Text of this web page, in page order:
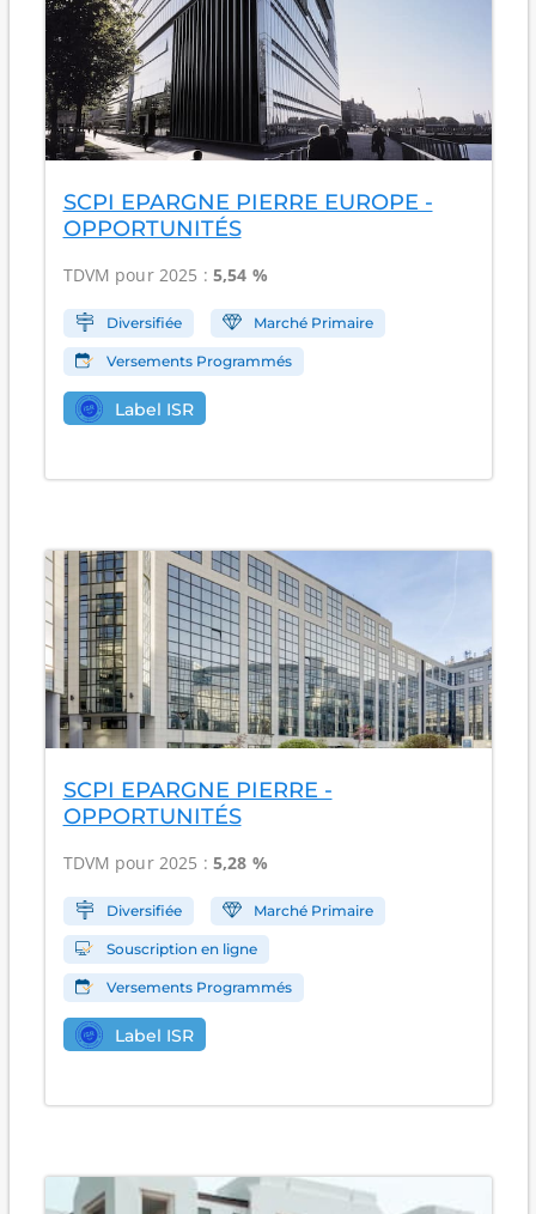
SCPI EPARGNE PIERRE EUROPE -
OPPORTUNITÉS
TDVM pour 2025 : 5,54 %
Diversifiée Marché Primaire
Versements Programmés
Label ISR
SCPI EPARGNE PIERRE -
OPPORTUNITÉS
TDVM pour 2025 : 5,28 %
Diversifiée Marché Primaire
Souscription en ligne
Versements Programmés
Label ISR